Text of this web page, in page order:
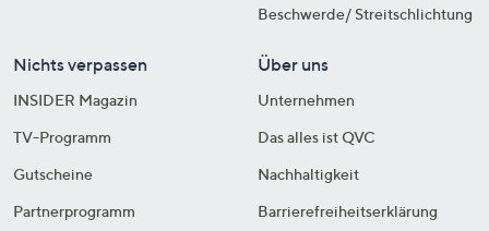
Beschwerde/ Streitschlichtung
Nichts verpassen
INSIDER Magazin
TV-Programm
Gutscheine
Partnerprogramm
Über uns
Unternehmen
Das alles ist QVC
Nachhaltigkeit
Barrierefreiheitserklärung